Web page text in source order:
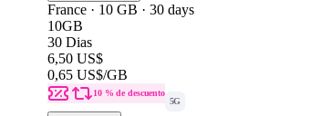
France · 10 GB · 30 days
10GB
30 Dias
6,50 US$
0,65 US$/GB
10 % de descuento
5G